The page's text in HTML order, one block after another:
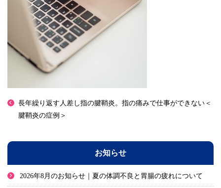
長年繰り返す人差し指の腱鞘炎。指の痛みで仕事ができない＜
腱鞘炎の症例＞
お知らせ
2026年8月のお知らせ｜夏の体調不良と胃腸の疲れについて